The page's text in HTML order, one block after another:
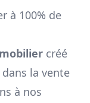
à 100% de
créé
la vente
à nos